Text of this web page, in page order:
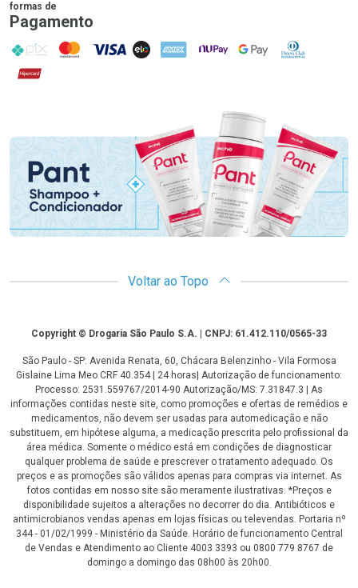
formas de
Pagamento
PIX MasterCard
VISA ELO AMEX NuPay Google PayDiners Club
Hipercard
Promoção em Destaque
Voltar ao Topo
CopyrightCopyright © Drogaria São Paulo S.A. | CNPJ: 61.412.110/0565-33
São Paulo - SP: Avenida Renata, 60, Chácara Belenzinho - Vila Formosa
Gislaine Lima Meo CRF 40.354 | 24 horas| Autorização de funcionamento:
Processo: 2531.559767/2014-90 Autorização/MS: 7.31847.3 | As
informações contidas neste site, como promoções e ofertas de remédios e
medicamentos, não devem ser usadas para automedicação e não
substituem, em hipótese alguma, a medicação prescrita pelo profissional da
área médica. Somente o médico está em condições de diagnosticar
qualquer problema de saúde e prescrever o tratamento adequado. Os
preços e as promoções são válidos apenas para compras via internet. As
fotos contidas em nosso site são meramente ilustrativas. *Preços e
disponibilidade sujeitos a alterações no decorrer do dia. Antibióticos e
antimicrobianos vendas apenas em lojas físicas ou televendas. Portaria nº
344 - 01/02/1999 - Ministério da Saúde. Horário de funcionamento Central
de Vendas e Atendimento ao Cliente 4003 3393 ou 0800 779 8767 de
domingo a domingo das 08h00 às 20h00.